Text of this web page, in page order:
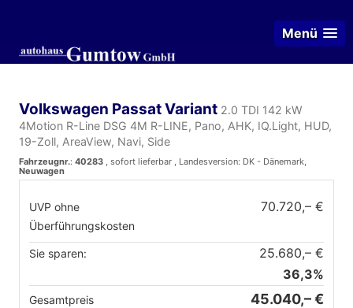
Menü
Volkswagen Passat Variant 2.0 TDI 142 kW
4Motion R-Line DSG 4M R-LINE, Pano, AHK, IQ.Light, HUD,
19-Zoll, AreaView, Navi, Side
Fahrzeugnr.: 40283 , sofort lieferbar , Landesversion: DK - Dänemark,
Neuwagen
UVP ohne
Überführungskosten
70.720,– €
Sie sparen:
25.680,– €
36,3%
Gesamtpreis 45.040,– €